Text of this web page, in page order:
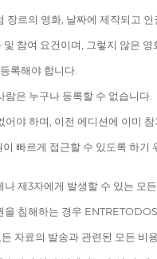
장르의 영화, 날짜에 제작되고
참여 요건이며, 그렇지 않은
록해야 합니다.
은 누구나 등록할 수 없습니다.
야 하며, 이전 에디션에 이미
빠르게 접근할 수 있도록 하
제3자에게 발생할 수 있는 모
침해하는 경우
자료의 발송과 관련된 모든 비